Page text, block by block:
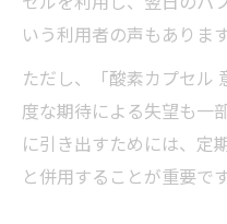
いう利用者の声もあります
ただし、「酸素カプセル
度な期待による失望も一
に引き出すためには、定
と併用することが重要です